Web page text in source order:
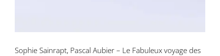
Sophie Sainrapt, Pascal Aubier – Le Fabuleux voyage des